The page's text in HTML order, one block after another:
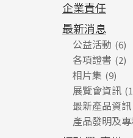
企業責任
最新消息
公益活動 (6)
各項證書 (2)
相片集 (9)
展覽會資訊
最新產品資訊
產品發明及專